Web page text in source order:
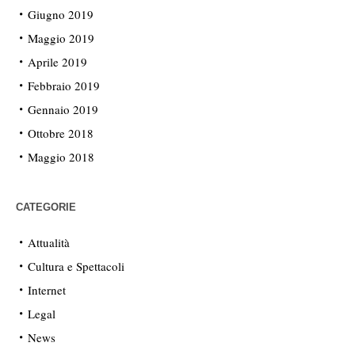
Giugno 2019
Maggio 2019
Aprile 2019
Febbraio 2019
Gennaio 2019
Ottobre 2018
Maggio 2018
CATEGORIE
Attualità
Cultura e Spettacoli
Internet
Legal
News